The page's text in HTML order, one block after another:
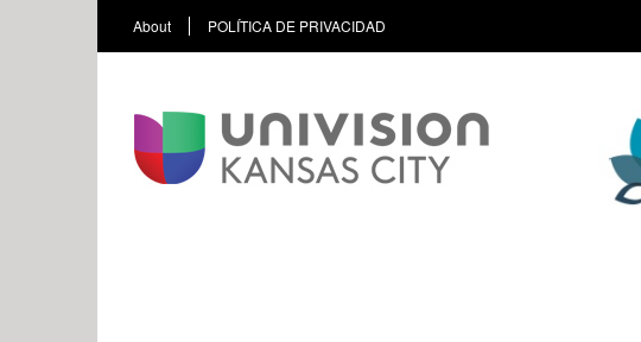
About POLÍTICA DE PRIVACIDAD